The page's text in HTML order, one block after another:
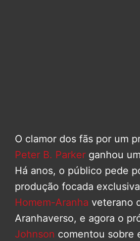
O clamor dos fãs por um
Peter B. Parker ganhou
Há anos, o público pede
produção focada
Homem-Aranha veterano
Aranhaverso, e agora o
Johnson comentou sobre